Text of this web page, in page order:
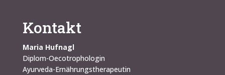
Kontakt
Maria Hufnagl
Diplom-Oecotrophologin
Ayurveda-Ernährungstherapeutin